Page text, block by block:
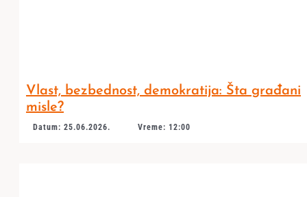
Vlast, bezbednost, demokratija: Šta građani
misle?
Datum: 25.06.2026. Vreme: 12:00